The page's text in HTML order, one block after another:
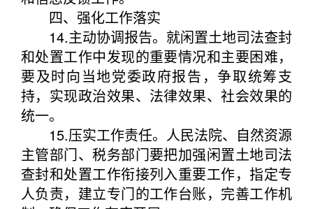
四、强化工作落实
14.主动协调报告。就闲置土地司法查封
和处置工作中发现的重要情况和主要困难，
要及时向当地党委政府报告，争取统筹支
持，实现政治效果、法律效果、社会效果的
统一。
15.压实工作责任。人民法院、自然资源
主管部门、税务部门要把加强闲置土地司法
查封和处置工作衔接列入重要工作，指定专
人负责，建立专门的工作台账，完善工作机